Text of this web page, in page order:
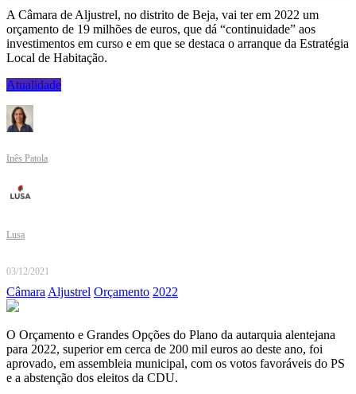
A Câmara de Aljustrel, no distrito de Beja, vai ter em 2022 um
orçamento de 19 milhões de euros, que dá “continuidade” aos
investimentos em curso e em que se destaca o arranque da Estratégia
Local de Habitação.
Atualidade
Inês Patola
Lusa
03/12/2021
CâmaraAljustrel Orçamento 2022
O Orçamento e Grandes Opções do Plano da autarquia alentejana
para 2022, superior em cerca de 200 mil euros ao deste ano, foi
aprovado, em assembleia municipal, com os votos favoráveis do PS
e a abstenção dos eleitos da CDU.